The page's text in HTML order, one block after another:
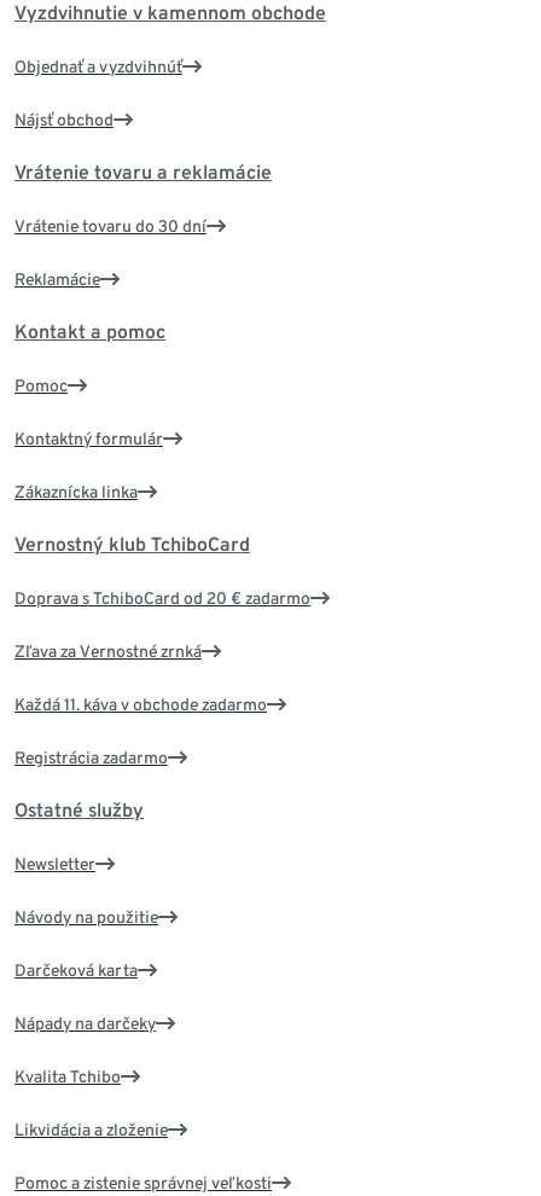
Vyzdvihnutie v kamennom obchode
Objednať a vyzdvihnúť
Nájsť obchod
Vrátenie tovaru a reklamácie
Vrátenie tovaru do 30 dní
Reklamácie
Kontakt a pomoc
Pomoc
Kontaktný formulár
Zákaznícka linka
Vernostný klub TchiboCard
Doprava s TchiboCard od 20 € zadarmo
Zľava za Vernostné zrnká
Každá 11. káva v obchode zadarmo
Registrácia zadarmo
Ostatné služby
Newsletter
Návody na použitie
Darčeková karta
Nápady na darčeky
Kvalita Tchibo
Likvidácia a zloženie
Pomoc a zistenie správnej veľkosti